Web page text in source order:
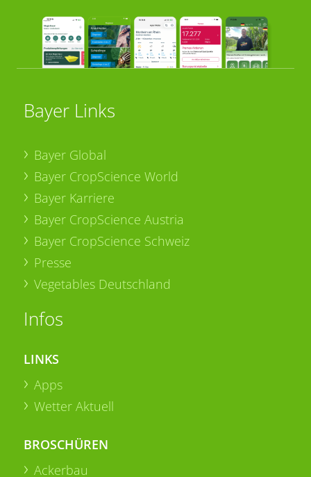
Bayer Links
Bayer Global
Bayer CropScience World
Bayer Karriere
Bayer CropScience Austria
Bayer CropScience Schweiz
Presse
Vegetables Deutschland
Infos
LINKS
Apps
Wetter Aktuell
BROSCHÜREN
Ackerbau